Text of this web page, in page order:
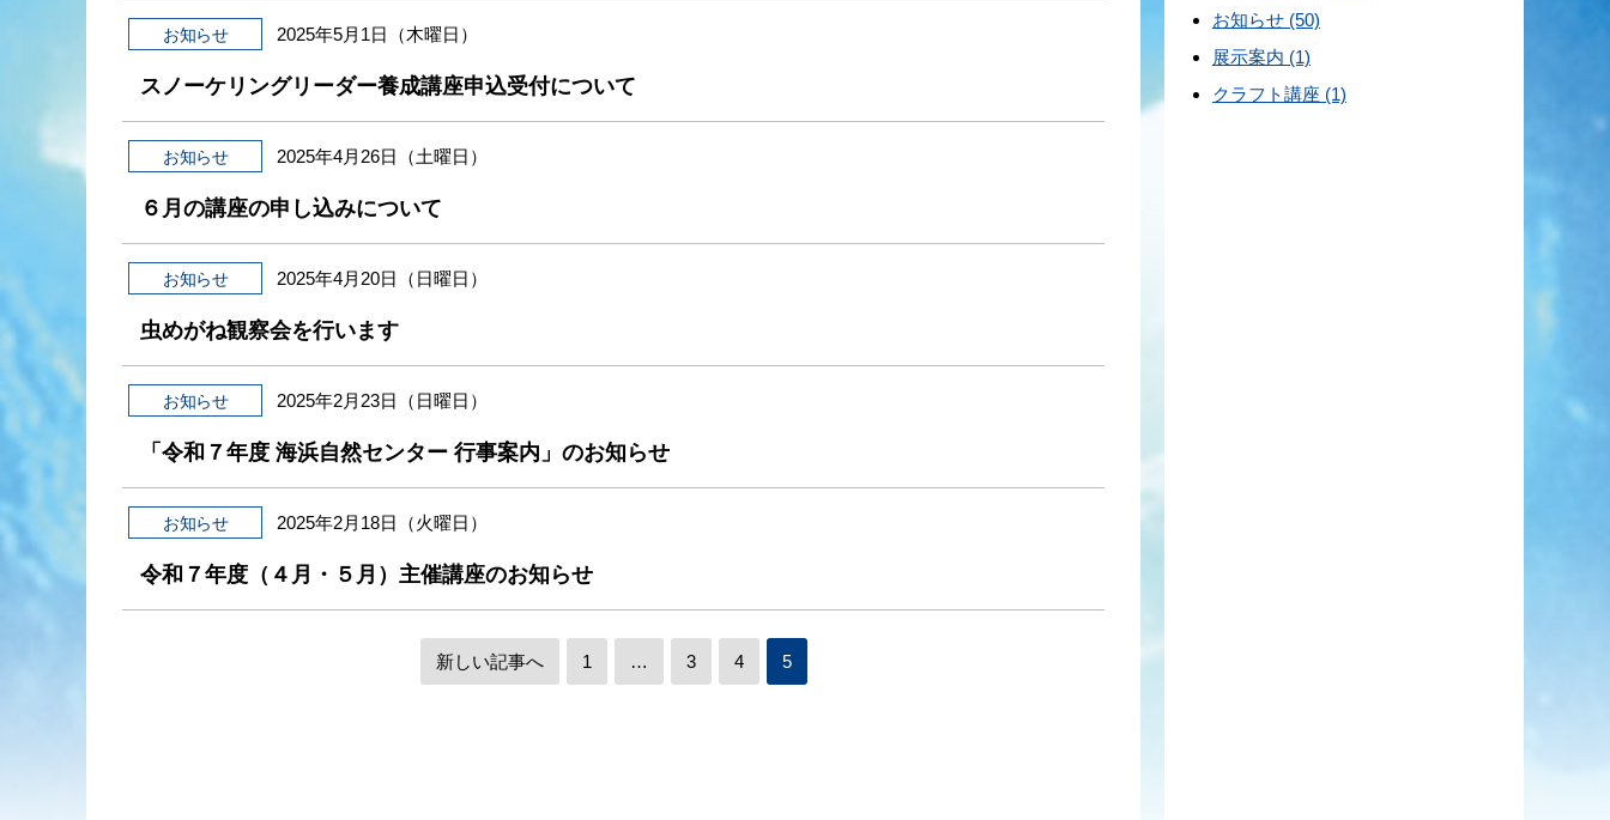
お知らせ 2025年5月1日（木曜日）
スノーケリングリーダー養成講座申込受付について
お知らせ 2025年4月26日（土曜日）
６月の講座の申し込みについて
お知らせ 2025年4月20日（日曜日）
虫めがね観察会を行います
お知らせ 2025年2月23日（日曜日）
「令和７年度 海浜自然センター 行事案内」のお知らせ
お知らせ 2025年2月18日（火曜日）
令和７年度（４月・５月）主催講座のお知らせ
新しい記事へ 1 … 3 4 5
お知らせ (50)
展示案内 (1)
クラフト講座 (1)